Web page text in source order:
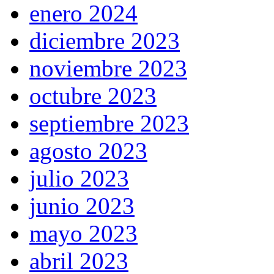
enero 2024
diciembre 2023
noviembre 2023
octubre 2023
septiembre 2023
agosto 2023
julio 2023
junio 2023
mayo 2023
abril 2023